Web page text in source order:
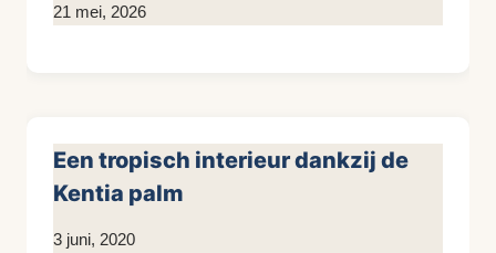
Door
21 mei, 2026
Een tropisch interieur dankzij de
Kentia palm
Door
3 juni, 2020